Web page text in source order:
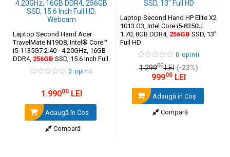
Laptop Second Hand Acer
TravelMate N19Q8, Intel® Core™
i5-1135G7 2.40 - 4.20GHz, 16GB
DDR4, 256GB SSD, 15.6 Inch Full
HD, Webcam
0 opinii
1.99000LEI
Adaugă în Coş
Compară
Laptop Second Hand HP Elite X2
1013 G3, Intel Core i5-8350U
1.70, 8GB DDR4, 256GB SSD, 13"
Full HD
0 opinii
1.29900LEI (-23%)
99900 LEI
Adaugă în Coş
Compară